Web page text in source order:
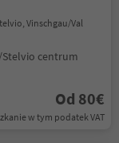
Vinschgau/Val
centrum
Od 80€
w tym podatek VAT